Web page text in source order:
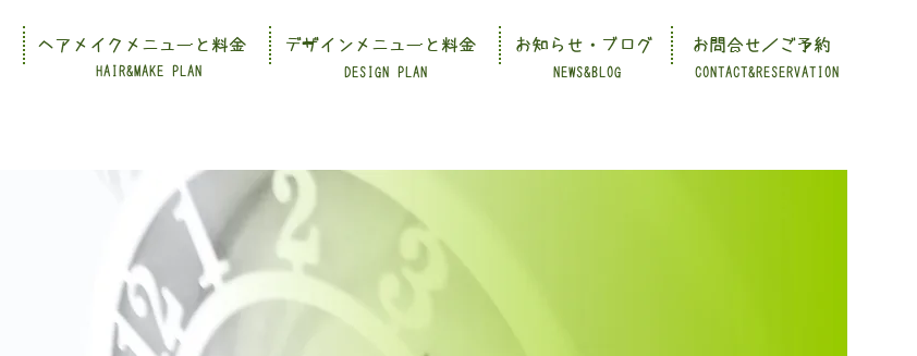
CONTACT&RESERVATION
HAIR&MAKE PLAN DESIGN PLAN NEWS&BLOG
ヘアメイクメニューと料金 デザインメニューと料金 お知らせ・ブログ お問合せ／ご予約